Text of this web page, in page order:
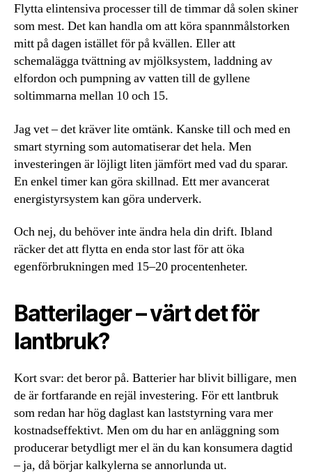
Flytta elintensiva processer till de timmar då solen skiner
som mest. Det kan handla om att köra spannmålstorken
mitt på dagen istället för på kvällen. Eller att
schemalägga tvättning av mjölksystem, laddning av
elfordon och pumpning av vatten till de gyllene
soltimmarna mellan 10 och 15.
Jag vet – det kräver lite omtänk. Kanske till och med en
smart styrning som automatiserar det hela. Men
investeringen är löjligt liten jämfört med vad du sparar.
En enkel timer kan göra skillnad. Ett mer avancerat
energistyrsystem kan göra underverk.
Och nej, du behöver inte ändra hela din drift. Ibland
räcker det att flytta en enda stor last för att öka
egenförbrukningen med 15–20 procentenheter.
Batterilager – värt det för
lantbruk?
Kort svar: det beror på. Batterier har blivit billigare, men
de är fortfarande en rejäl investering. För ett lantbruk
som redan har hög daglast kan laststyrning vara mer
kostnadseffektivt. Men om du har en anläggning som
producerar betydligt mer el än du kan konsumera dagtid
– ja, då börjar kalkylerna se annorlunda ut.